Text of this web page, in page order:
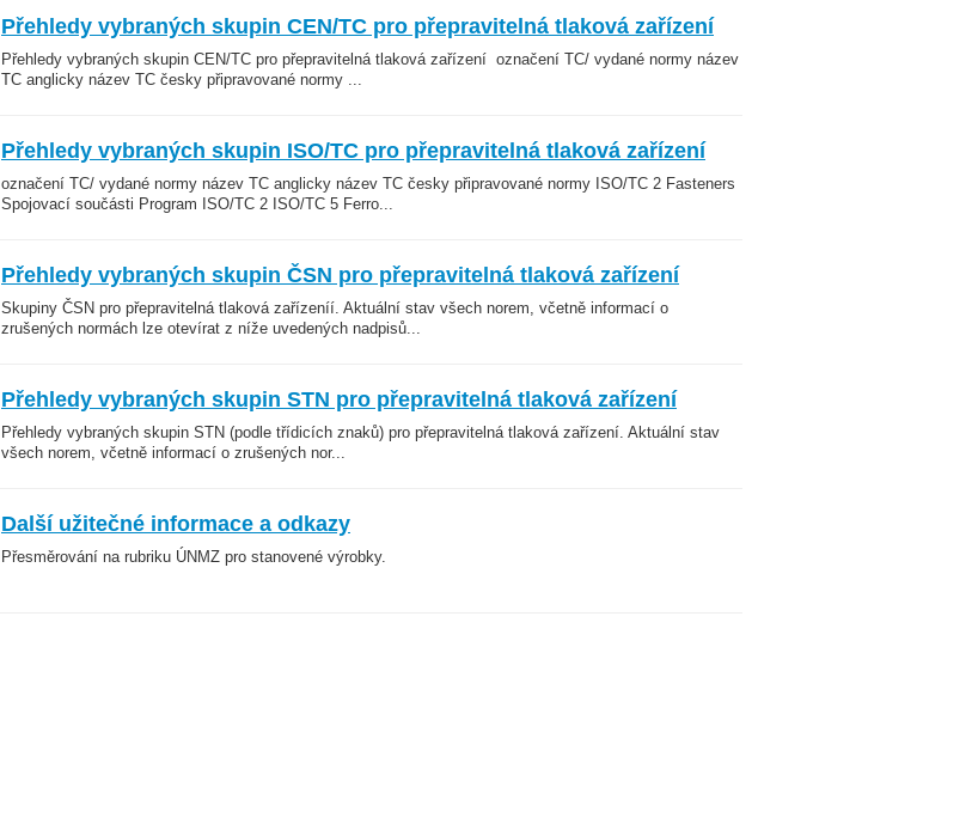
Přehledy vybraných skupin CEN/TC pro přepravitelná tlaková zařízení
Přehledy vybraných skupin CEN/TC pro přepravitelná tlaková zařízení označení TC/ vydané normy název
TC anglicky název TC česky připravované normy ...
Přehledy vybraných skupin ISO/TC pro přepravitelná tlaková zařízení
označení TC/ vydané normy název TC anglicky název TC česky připravované normy ISO/TC 2 Fasteners
Spojovací součásti Program ISO/TC 2 ISO/TC 5 Ferro...
Přehledy vybraných skupin ČSN pro přepravitelná tlaková zařízení
Skupiny ČSN pro přepravitelná tlaková zařízeníí. Aktuální stav všech norem, včetně informací o
zrušených normách lze otevírat z níže uvedených nadpisů...
Přehledy vybraných skupin STN pro přepravitelná tlaková zařízení
Přehledy vybraných skupin STN (podle třídicích znaků) pro přepravitelná tlaková zařízení. Aktuální stav
všech norem, včetně informací o zrušených nor...
Další užitečné informace a odkazy
Přesměrování na rubriku ÚNMZ pro stanovené výrobky.